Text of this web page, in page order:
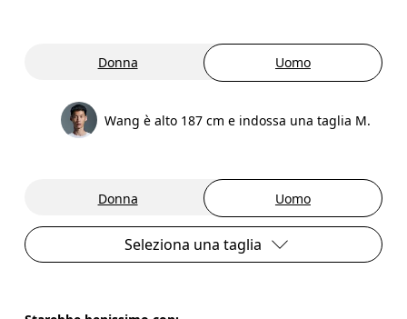
Donna Uomo
Wang è alto 187 cm e indossa una taglia M.
Donna Uomo
Seleziona una taglia